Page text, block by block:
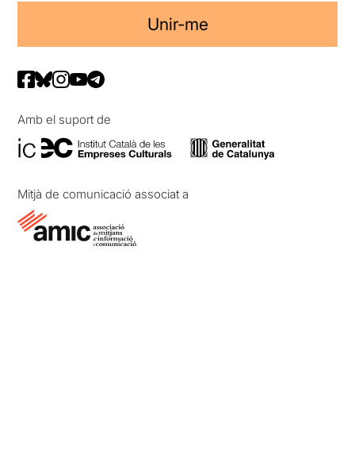
Unir-me
Amb el suport de
Mitjà de comunicació associat a